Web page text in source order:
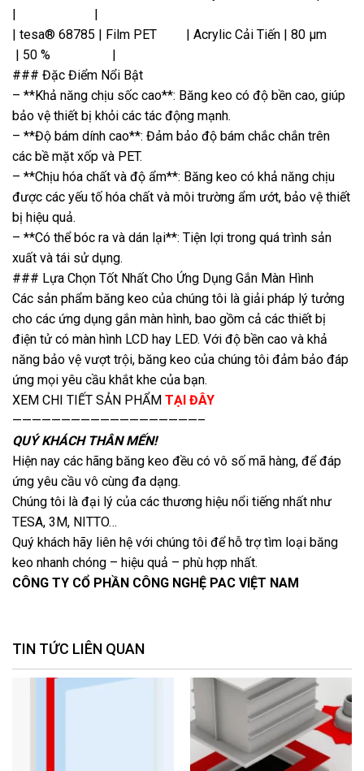
| |
| tesa® 68785 | Film PET | Acrylic Cải Tiến | 80 µm
| 50 % |
### Đặc Điểm Nổi Bật
– **Khả năng chịu sốc cao**: Băng keo có độ bền cao, giúp
bảo vệ thiết bị khỏi các tác động mạnh.
– **Độ bám dính cao**: Đảm bảo độ bám chắc chắn trên
các bề mặt xốp và PET.
– **Chịu hóa chất và độ ẩm**: Băng keo có khả năng chịu
được các yếu tố hóa chất và môi trường ẩm ướt, bảo vệ thiết
bị hiệu quả.
– **Có thể bóc ra và dán lại**: Tiện lợi trong quá trình sản
xuất và tái sử dụng.
### Lựa Chọn Tốt Nhất Cho Ứng Dụng Gắn Màn Hình
Các sản phẩm băng keo của chúng tôi là giải pháp lý tưởng
cho các ứng dụng gắn màn hình, bao gồm cả các thiết bị
điện tử có màn hình LCD hay LED. Với độ bền cao và khả
năng bảo vệ vượt trội, băng keo của chúng tôi đảm bảo đáp
ứng mọi yêu cầu khắt khe của bạn.
XEM CHI TIẾT SẢN PHẨM TẠI ĐÂY
———————————————————–
QUÝ KHÁCH THÂN MẾN!
Hiện nay các hãng băng keo đều có vô số mã hàng, để đáp
ứng yêu cầu vô cùng đa dạng.
Chúng tôi là đại lý của các thương hiệu nổi tiếng nhất như
TESA, 3M, NITTO…
Quý khách hãy liên hệ với chúng tôi để hỗ trợ tìm loại băng
keo nhanh chóng – hiệu quả – phù hợp nhất.
CÔNG TY CỔ PHẦN CÔNG NGHỆ PAC VIỆT NAM
TIN TỨC LIÊN QUAN